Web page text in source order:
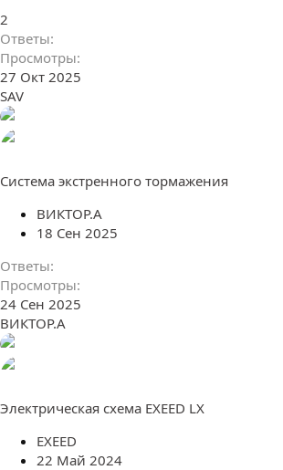
2
Ответы
Просмотры
27 Окт 2025
SAV
Система экстренного тормажения
ВИКТОР.А
18 Сен 2025
Ответы
Просмотры
24 Сен 2025
ВИКТОР.А
Электрическая схема EXEED LX
EXEED
22 Май 2024